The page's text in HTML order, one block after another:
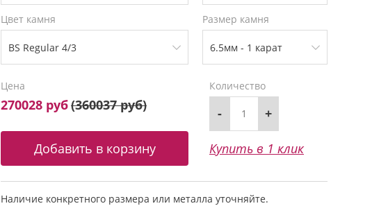
Цвет камня Размер камня
Цена
270028 руб(360037 руб)
Количество
- +
Купить в 1 клик
Наличие конкретного размера или металла уточняйте.